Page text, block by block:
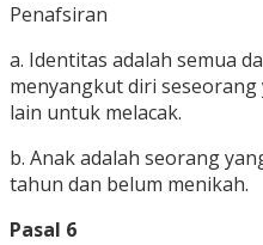
Penafsiran
a. Identitas adalah semua
menyangkut diri
lain untuk melacak.
b. Anak adalah seorang
tahun dan belum menikah.
Pasal 6